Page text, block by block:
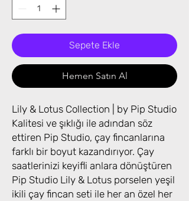
Sepete Ekle
Hemen Satın Al
Lily & Lotus Collection | by Pip Studio
Kalitesi ve şıklığı ile adından söz
ettiren Pip Studio, çay fincanlarına
farklı bir boyut kazandırıyor. Çay
saatlerinizi keyifli anlara dönüştüren
Pip Studio Lily & Lotus porselen yeşil
ikili çay fincan seti ile her an özel her